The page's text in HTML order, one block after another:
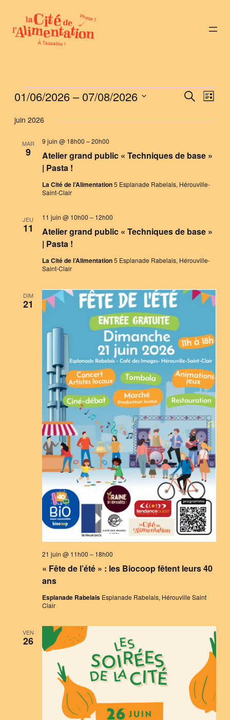
Évènements
et
de
Recherche
Liste
01/06/2026 – 07/08/2026
une
juin 2026
MAR
9
Atelier grand public « Techniques de base »
| Pasta !
9 juin @ 18h00 –20h00
La Cité de l’Alimentation5 Esplanade Rabelais, Hérouville-
Saint-Clair
JEU
11
Atelier grand public « Techniques de base »
| Pasta !
11 juin @ 10h00 – 12h00
La Cité de l’Alimentation5 Esplanade Rabelais, Hérouville-
Saint-Clair
DIM
21
« Fête de l’été » : les Biocoop fêtent leurs 40
ans
21 juin @ 11h00 – 18h00
Esplanade Rabelais Esplanade Rabelais, Hérouville Saint
Clair
VEN
26